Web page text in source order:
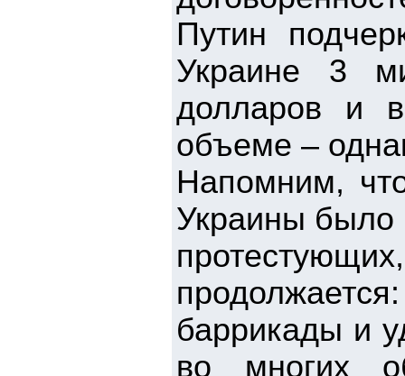
Путин
Украине 3
долларов и
объеме –
Напомним,
Украины было
баррикады и
во многих